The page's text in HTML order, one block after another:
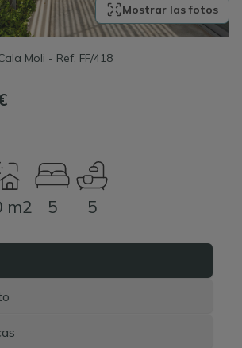
Mostrar las fotos
Moli - Ref. FF/418
m2 5 5